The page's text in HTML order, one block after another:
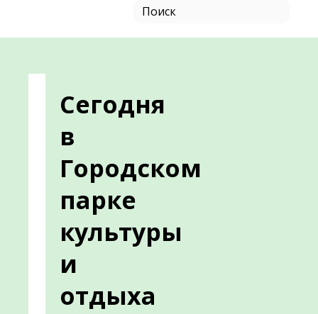
Сегодня
в
Городском
парке
культуры
и
отдыха